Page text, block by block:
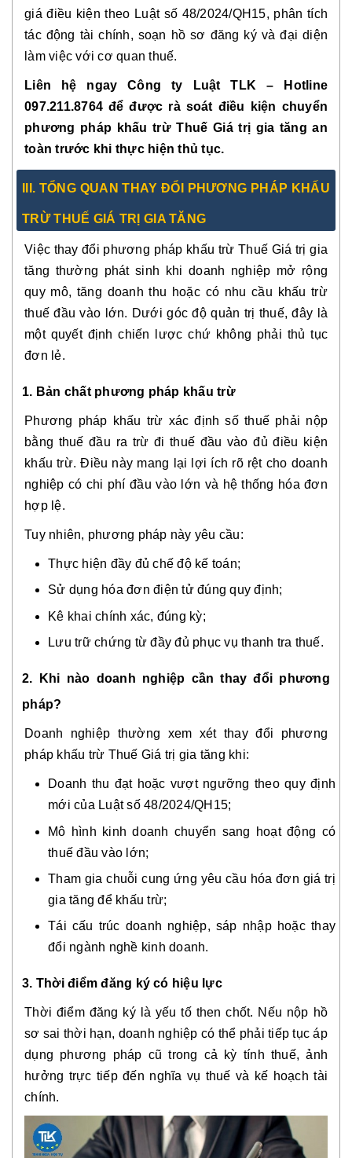
giá điều kiện theo Luật số 48/2024/QH15, phân tích
tác động tài chính, soạn hồ sơ đăng ký và đại diện
làm việc với cơ quan thuế.
Liên hệ ngay Công ty Luật TLK – Hotline
097.211.8764 để được rà soát điều kiện chuyển
phương pháp khấu trừ Thuế Giá trị gia tăng an
toàn trước khi thực hiện thủ tục.
III. TỔNG QUAN THAY ĐỔI PHƯƠNG PHÁP KHẤU
TRỪ THUẾ GIÁ TRỊ GIA TĂNG
Việc thay đổi phương pháp khấu trừ Thuế Giá trị gia
tăng thường phát sinh khi doanh nghiệp mở rộng
quy mô, tăng doanh thu hoặc có nhu cầu khấu trừ
thuế đầu vào lớn. Dưới góc độ quản trị thuế, đây là
một quyết định chiến lược chứ không phải thủ tục
đơn lẻ.
1. Bản chất phương pháp khấu trừ
Phương pháp khấu trừ xác định số thuế phải nộp
bằng thuế đầu ra trừ đi thuế đầu vào đủ điều kiện
khấu trừ. Điều này mang lại lợi ích rõ rệt cho doanh
nghiệp có chi phí đầu vào lớn và hệ thống hóa đơn
hợp lệ.
Tuy nhiên, phương pháp này yêu cầu:
Thực hiện đầy đủ chế độ kế toán;
Sử dụng hóa đơn điện tử đúng quy định;
Kê khai chính xác, đúng kỳ;
Lưu trữ chứng từ đầy đủ phục vụ thanh tra thuế.
2. Khi nào doanh nghiệp cần thay đổi phương
pháp?
Doanh nghiệp thường xem xét thay đổi phương
pháp khấu trừ Thuế Giá trị gia tăng khi:
Doanh thu đạt hoặc vượt ngưỡng theo quy định
mới của Luật số 48/2024/QH15;
Mô hình kinh doanh chuyển sang hoạt động có
thuế đầu vào lớn;
Tham gia chuỗi cung ứng yêu cầu hóa đơn giá trị
gia tăng để khấu trừ;
Tái cấu trúc doanh nghiệp, sáp nhập hoặc thay
đổi ngành nghề kinh doanh.
3. Thời điểm đăng ký có hiệu lực
Thời điểm đăng ký là yếu tố then chốt. Nếu nộp hồ
sơ sai thời hạn, doanh nghiệp có thể phải tiếp tục áp
dụng phương pháp cũ trong cả kỳ tính thuế, ảnh
hưởng trực tiếp đến nghĩa vụ thuế và kế hoạch tài
chính.